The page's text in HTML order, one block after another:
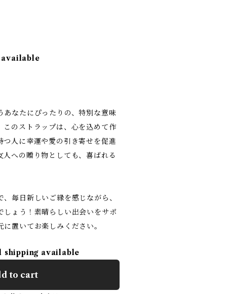
あなたにぴったりの、特別な意味
このストラップは、心を込めて作
つ人に幸運や愛の引き寄せを促進
人への贈り物としても、喜ばれる
毎日新しいご縁を感じながら、
しょう！素晴らしい出会いをサポ
置いてお楽しみください。
available
to cart